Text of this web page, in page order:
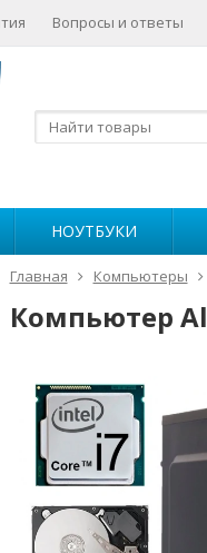
Вопросы и ответы
НОУТБУКИ
Главная Компьютеры
Компьютер